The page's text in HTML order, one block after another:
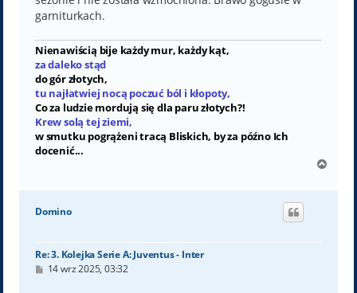
garniturkach.
Nienawiścią bije każdy mur, każdy kąt,
za daleko stąd
do gór złotych,
tu najłatwiej nocą poczuć ból i kłopoty,
Co za ludzie mordują się dla paru złotych?!
Krew solą tej ziemi,
w smutku pogrążeni tracą Bliskich, by za późno Ich
docenić...
g
Domino
Re: 3. Kolejka Serie A: Juventus - Inter
P14 wrz 2025, 03:32